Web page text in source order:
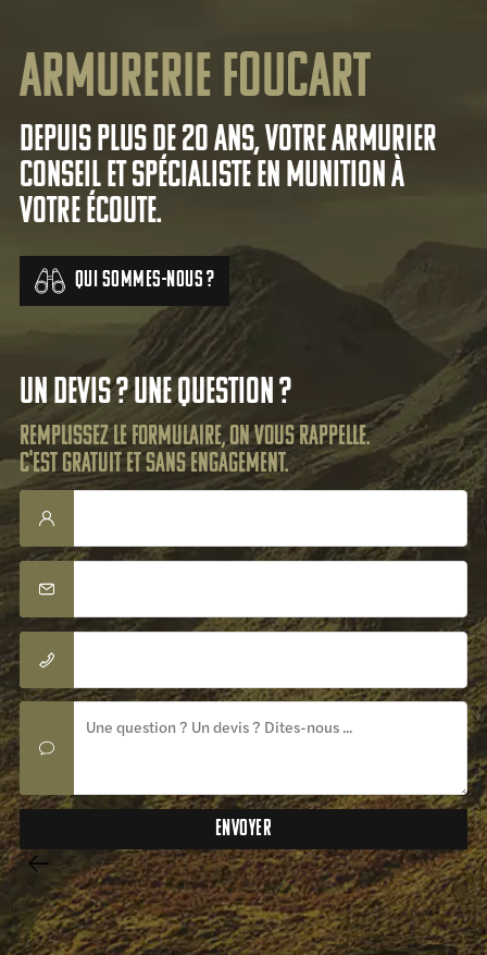
Armurerie Foucart
Depuis plus de 20 ans, votre armurier
conseil et spécialiste en munition à
votre écoute.
Qui sommes-nous ?
Un devis ? Une question ?
Remplissez le formulaire, on vous rappelle.
C'est gratuit et sans engagement.